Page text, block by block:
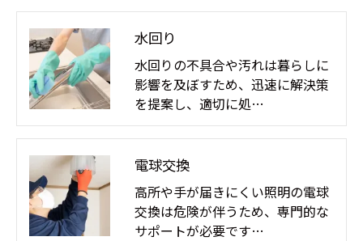
水回り
水回りの不具合や汚れは暮らしに
影響を及ぼすため、迅速に解決策
を提案し、適切に処…
電球交換
高所や手が届きにくい照明の電球
交換は危険が伴うため、専門的な
サポートが必要です…